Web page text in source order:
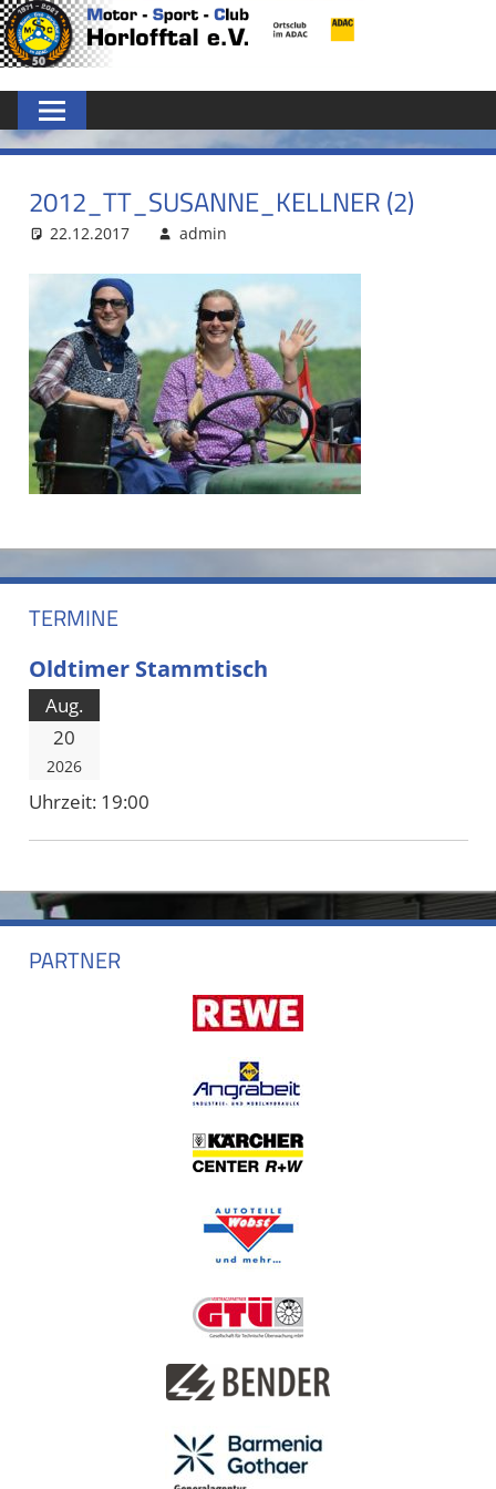
Zum
Inhalt
MSC
HORLOFFTAL
E.V.
2012_TT_SUSANNE_KELLNER (2)
22.12.2017 admin
TERMINE
Oldtimer Stammtisch
Aug.
20
2026
Uhrzeit: 19:00
PARTNER